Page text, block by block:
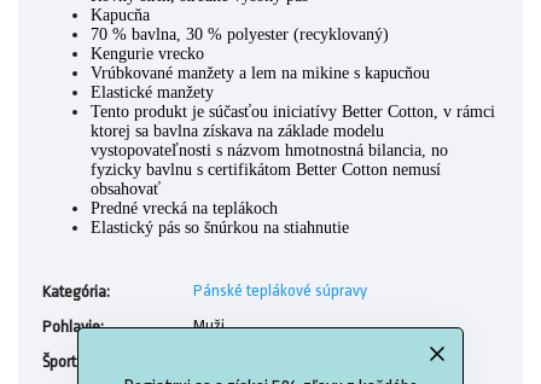
Kapucňa
70 % bavlna, 30 % polyester (recyklovaný)
Kengurie vrecko
Vrúbkované manžety a lem na mikine s kapucňou
Elastické manžety
Tento produkt je súčasťou iniciatívy Better Cotton, v rámci
ktorej sa bavlna získava na základe modelu
vystopovateľnosti s názvom hmotnostná bilancia, no
fyzicky bavlnu s certifikátom Better Cotton nemusí
obsahovať
Predné vrecká na teplákoch
Elastický pás so šnúrkou na stiahnutie
Kategória:
Pánské teplákové súpravy
Pohlavie:
Muži
Šport: